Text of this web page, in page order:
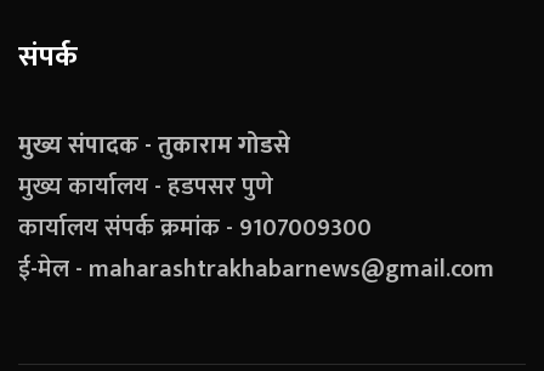
संपर्क
मुख्य संपादक - तुकाराम गोडसे
मुख्य कार्यालय - हडपसर पुणे
कार्यालय संपर्क क्रमांक - 9107009300
ई-मेल - maharashtrakhabarnews@gmail.com